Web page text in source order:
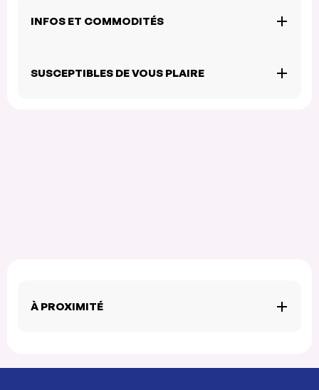
INFOS ET COMMODITÉS
SUSCEPTIBLES DE VOUS PLAIRE
À PROXIMITÉ